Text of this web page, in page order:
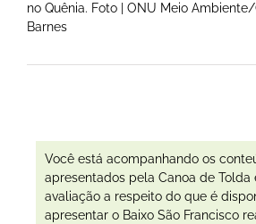
no Quênia. Foto | ONU Meio
Barnes
Você está acompanhando os
apresentados pela Canoa de Tolda
avaliação a respeito do que é
apresentar o Baixo São Francisco